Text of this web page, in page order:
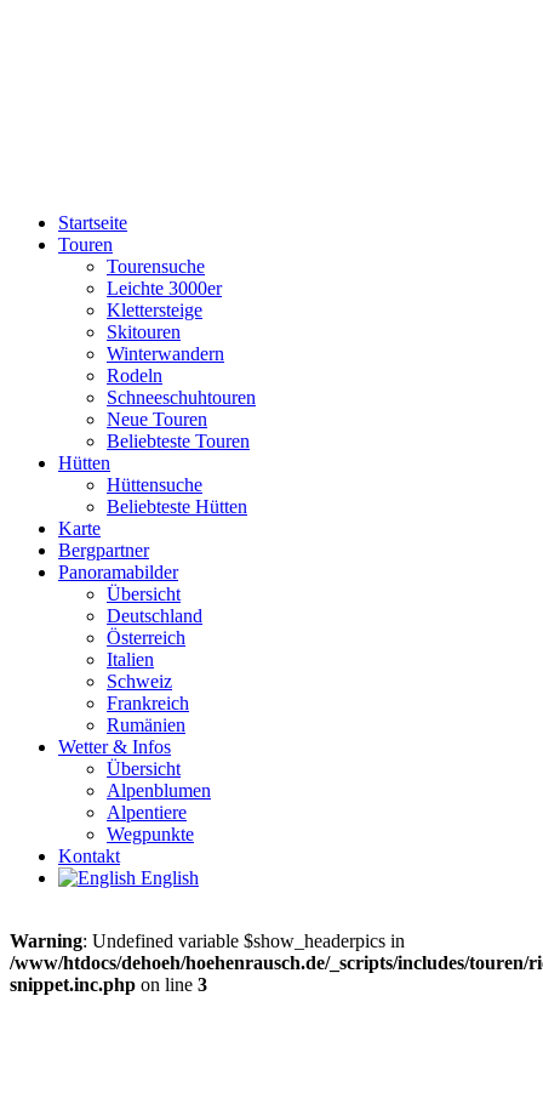
Startseite
Touren
Tourensuche
Leichte 3000er
Klettersteige
Skitouren
Winterwandern
Rodeln
Schneeschuhtouren
Neue Touren
Beliebteste Touren
Hütten
Hüttensuche
Beliebteste Hütten
Karte
Bergpartner
Panoramabilder
Übersicht
Deutschland
Österreich
Italien
Schweiz
Frankreich
Rumänien
Wetter & Infos
Übersicht
Alpenblumen
Alpentiere
Wegpunkte
Kontakt
English
Warning: Undefined variable $show_headerpics in
/www/htdocs/dehoeh/hoehenrausch.de/_scripts/includes/touren/
snippet.inc.php on line 3